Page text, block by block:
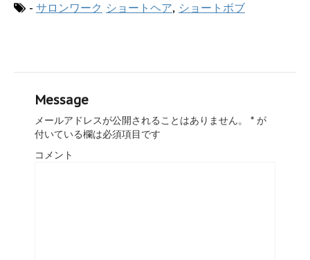
- サロンワーク ショートヘア, ショートボブ
Message
メールアドレスが公開されることはありません。 * が
付いている欄は必須項目です
コメント